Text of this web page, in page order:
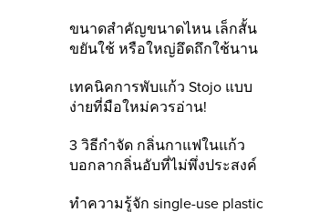
ขนาดสำคัญขนาดไหน เล็กสั้น
ขยันใช้ หรือใหญ่อึดถึกใช้นาน
เทคนิคการพับแก้ว Stojo แบบ
ง่ายที่มือใหม่ควรอ่าน!
3 วิธีกำจัด กลิ่นกาแฟในแก้ว
บอกลากลิ่นอับที่ไม่พึ่งประสงค์
ทำความรู้จัก single-use plastic